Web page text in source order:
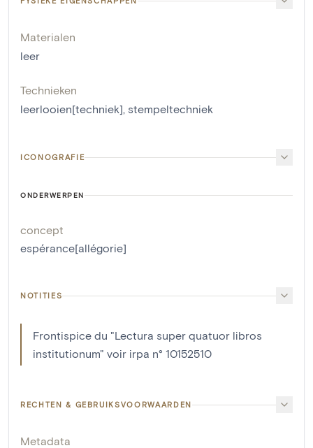
Materialen
leer
Technieken
leerlooien[techniek], stempeltechniek
ICONOGRAFIE
ONDERWERPEN
concept
espérance[allégorie]
NOTITIES
Frontispice du "Lectura super quatuor libros
institutionum" voir irpa n° 10152510
RECHTEN & GEBRUIKSVOORWAARDEN
Metadata